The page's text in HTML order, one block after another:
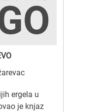
ergela u
je knjaz